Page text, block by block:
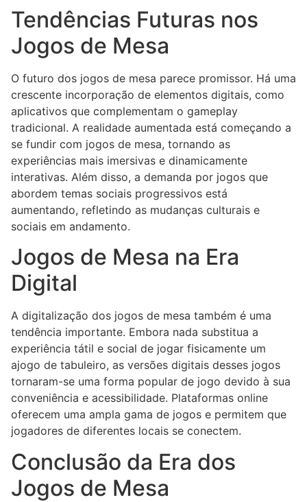
Tendências Futuras nos
Jogos de Mesa
O futuro dos jogos de mesa parece promissor. Há uma
crescente incorporação de elementos digitais, como
aplicativos que complementam o gameplay
tradicional. A realidade aumentada está começando a
se fundir com jogos de mesa, tornando as
experiências mais imersivas e dinamicamente
interativas. Além disso, a demanda por jogos que
abordem temas sociais progressivos está
aumentando, refletindo as mudanças culturais e
sociais em andamento.
Jogos de Mesa na Era
Digital
A digitalização dos jogos de mesa também é uma
tendência importante. Embora nada substitua a
experiência tátil e social de jogar fisicamente um
ajogo de tabuleiro, as versões digitais desses jogos
tornaram-se uma forma popular de jogo devido à sua
conveniência e acessibilidade. Plataformas online
oferecem uma ampla gama de jogos e permitem que
jogadores de diferentes locais se conectem.
Conclusão da Era dos
Jogos de Mesa